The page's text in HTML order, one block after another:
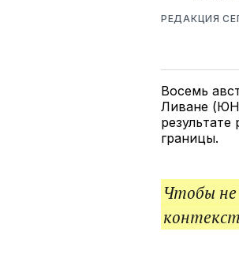
РЕДАКЦИЯ
Восемь
Ливане
границы.
Чтобы не